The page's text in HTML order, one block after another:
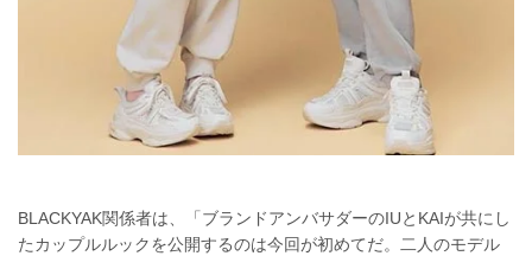
BLACKYAK関係者は、「ブランドアンバサダーのIUとKAIが共にし
たカップルルックを公開するのは今回が初めてだ。二人のモデル